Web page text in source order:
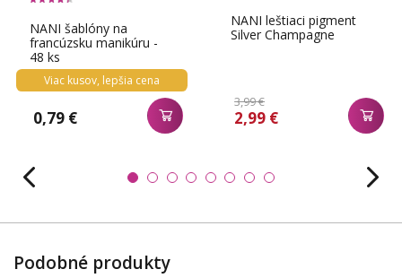
NANI šablóny na
francúzsku manikúru -
48 ks
Viac kusov, lepšia cena
0,79 €
NANI leštiaci pigment
Silver Champagne
3,99 €
2,99 €
Podobné produkty